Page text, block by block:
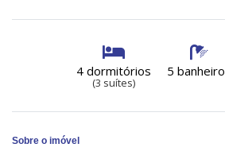
4 dormitórios
(3 suítes)
5
Sobre o imóvel